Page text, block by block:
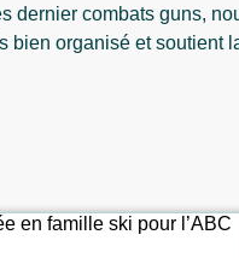
dernier combats guns,
bien organisé et soutient